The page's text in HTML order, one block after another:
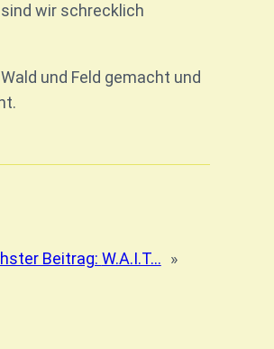
wir schrecklich
und Feld gemacht und
Beitrag: W.A.I.T… »